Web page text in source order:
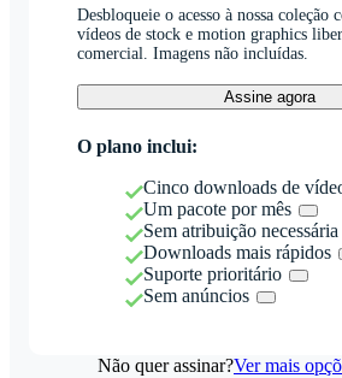
Desbloqueie o acesso à nossa coleção
vídeos de stock e motion graphics
comercial. Imagens não incluídas.
Assine agora
O plano inclui:
Cinco downloads de
Um pacote por mês
Sem atribuição necessária
Downloads mais rápidos
Suporte prioritário
Sem anúncios
Não quer assinar?Ver mais